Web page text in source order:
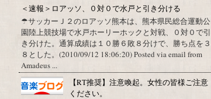
＜速報＞ロアッソ、０対０で水戸と引き分ける
☂サッカーＪ２のロアッソ熊本は、熊本県民総合運動公
園陸上競技場で水戸ホーリーホックと対戦、０対０で引
き分けた。通算成績は１０勝６敗８分けで、勝ち点を３
８とした。(2010/09/12 18:06:20) Posted via email from
Amadeus ...
【RT推奨】注意喚起。女性の皆様ご注意
ください。